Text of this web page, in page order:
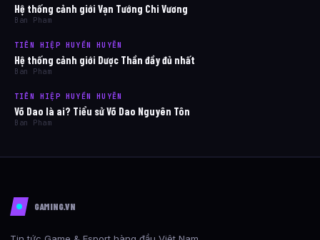
Hệ thống cảnh giới Vạn Tướng Chi Vương
Ban Pham
TIÊN HIỆP HUYỀN HUYỄN
Hệ thống cảnh giới Dược Thần đầy đủ nhất
Ban Pham
TIÊN HIỆP HUYỀN HUYỄN
Võ Dao là ai? Tiểu sử Võ Dao Nguyên Tôn
Ban Pham
GAMING.VN